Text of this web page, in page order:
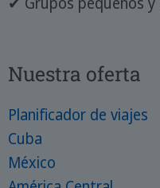
Nuestra oferta
Planificador de viajes
Cuba
México